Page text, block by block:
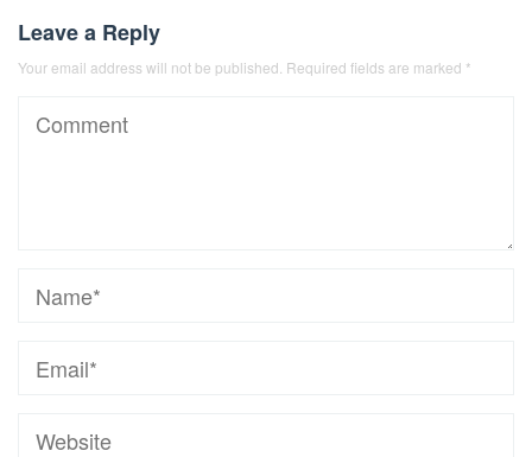
Leave a Reply
Your email address will not be published. Required fields are marked *